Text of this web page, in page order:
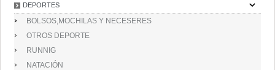
DEPORTES
BOLSOS,MOCHILAS Y NECESERES
OTROS DEPORTE
RUNNIG
NATACIÓN